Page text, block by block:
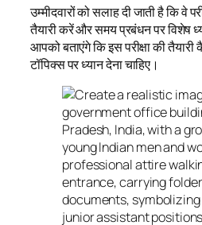
उम्मीदवारों को सलाह दी जाती है कि वे
तैयारी करें और समय प्रबंधन पर विशेष
आपको बताएंगे कि इस परीक्षा की
टॉपिक्स पर ध्यान देना चाहिए।